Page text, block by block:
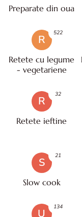
Preparate din oua
R
Retete cu legume
- vegetariene
522
R
Retete ieftine
32
S
Slow cook
21
U
134